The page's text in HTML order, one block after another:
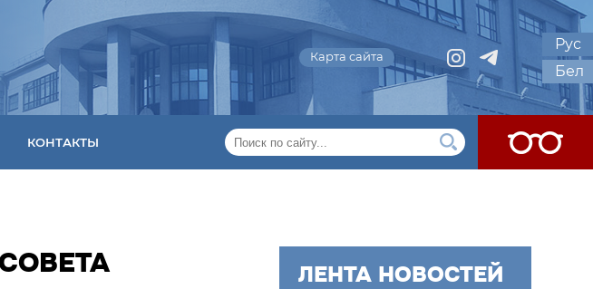
Карта сайта
Рус
Бел
КОНТАКТЫ
ЛЕНТА НОВОСТЕЙ